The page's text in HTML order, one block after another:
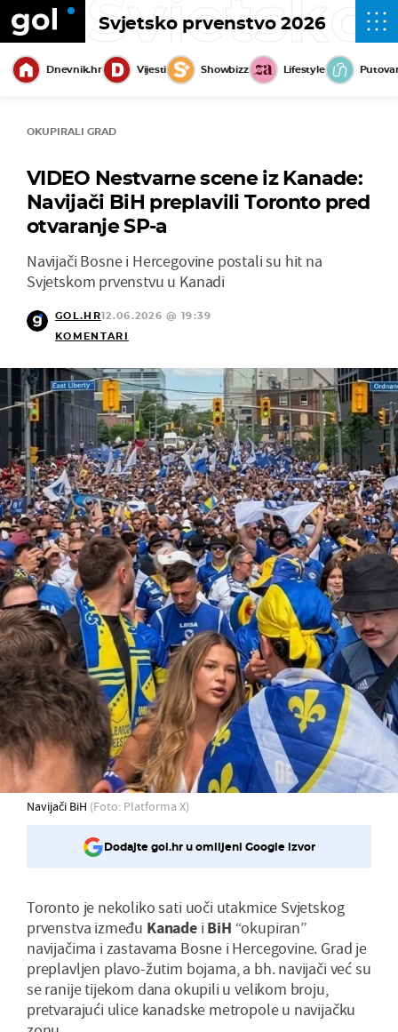
Svjetsko prvenstvo 2026
Dnevnik.hr Vijesti Showbizz Lifestyle
OKUPIRALI GRAD
VIDEO Nestvarne scene iz Kanade:
Navijači BiH preplavili Toronto pred
otvaranje SP-a
Navijači Bosne i Hercegovine postali su hit na
Svjetskom prvenstvu u Kanadi
GOL.HR12.06.2026 @ 19:39
KOMENTARI
Navijači BiH (Foto: Platforma X)
Dodajte gol.hr u omiljeni Google izvor
Toronto je nekoliko sati uoči utakmice Svjetskog
prvenstva između Kanade i BiH “okupiran”
navijačima i zastavama Bosne i Hercegovine. Grad je
preplavljen plavo-žutim bojama, a bh. navijači već su
se ranije tijekom dana okupili u velikom broju,
pretvarajući ulice kanadske metropole u navijačku